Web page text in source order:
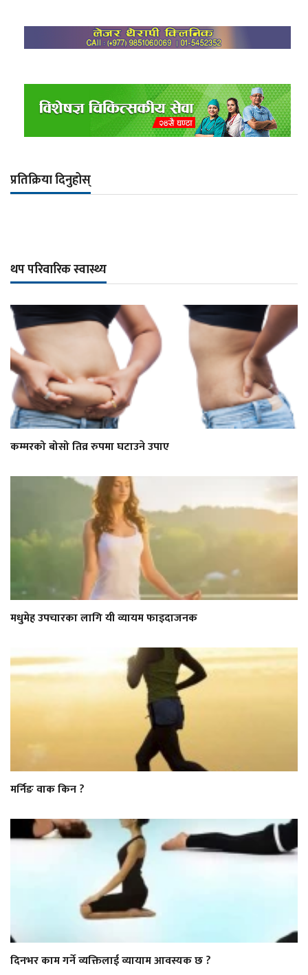
प्रतिक्रिया दिनुहोस्
थप परिवारिक स्वास्थ्य
कम्मरको बोसो तिव्र रुपमा घटाउने उपाए
मधुमेह उपचारका लागि यी व्यायम फाइदाजनक
मर्निङ वाक किन ?
दिनभर काम गर्ने व्यक्तिलाई व्यायाम आवस्यक छ ?